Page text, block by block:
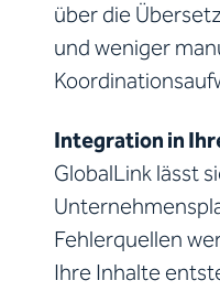
über die
und weniger
Integration in
GlobalLink lässt
Fehlerquellen
Ihre Inhalte